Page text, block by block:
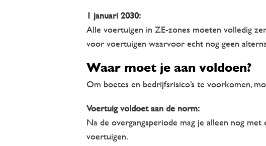
1 januari 2030:
Alle voertuigen in ZE-zones moeten volledig
voor voertuigen waarvoor echt nog geen
Waar moet je aan voldoen?
Om boetes en bedrijfsrisico’s te voorkomen,
Voertuig voldoet aan de norm:
Na de overgangsperiode mag je alleen nog
voertuigen.